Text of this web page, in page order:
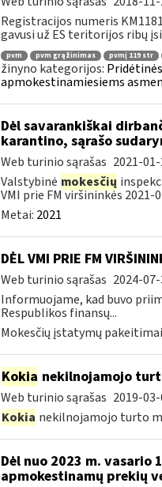
Registracijos numeris
gavusi už ES teritorijos ribų
pvm pvm grąžinimas pvmį 119 str
žinyno kategorijos:
apmokestinamiesiems
Dėl savarankiškai
karantino, sąrašo
Web turinio sąrašas 2021-
Valstybinė mokesčių
VMI prie FM viršininkės 2021-
Metai: 2021
DĖL VMI PRIE FM
Web turinio sąrašas 2024-
Informuojame, kad buvo
Respublikos finansų...
Mokesčių įstatymų
Kokia nekilnojamojo
Web turinio sąrašas 2019-
Kokia nekilnojamojo turto
Dėl nuo 2023 m.
apmokestinamų prekių